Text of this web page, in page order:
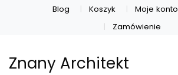
Blog Koszyk Moje konto
Zamówienie
Znany Architekt